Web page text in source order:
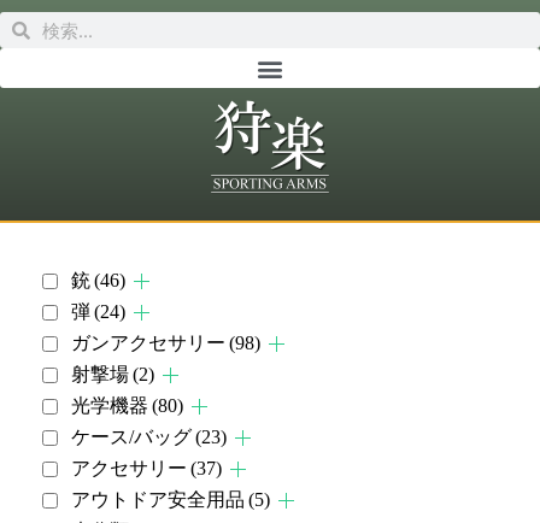
銃(46)
弾(24)
ガンアクセサリー (98)
射撃場(2)
光学機器 (80)
ケース/バッグ(23)
アクセサリー (37)
アウトドア安全用品 (5)